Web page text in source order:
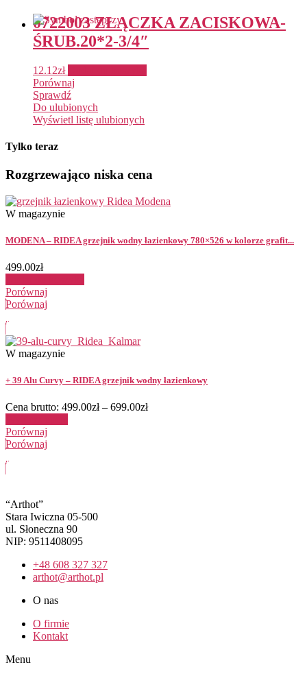
0722003 ZŁĄCZKA ZACISKOWA-
ŚRUB.20*2-3/4″
12.12zł
Porównaj
Sprawdź
Do ulubionych
Wyświetl listę ulubionych
Tylko teraz
Rozgrzewająco niska cena
W magazynie
MODENA – RIDEA grzejnik wodny łazienkowy 780×526 w kolorze grafit...
499.00zł
Porównaj
Porównaj
W magazynie
+ 39 Alu Curvy – RIDEA grzejnik wodny łazienkowy
Cena brutto: 499.00zł– 699.00zł
Porównaj
Porównaj
“Arthot”
Stara Iwiczna 05-500
ul. Słoneczna 90
NIP: 9511408095
+48 608 327 327
arthot@arthot.pl
O nas
O firmie
Kontakt
Menu